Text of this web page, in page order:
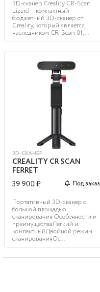
3D-сканер Creality CR-Scan
Lizard — компактный
бюджетный 3D-сканер от
Creality, который является
наследником CR-Scan 01, ...
3D-СКАНЕР
CREALITY CR SCAN
FERRET
39 900 ₽
Под заказ
Портативный 3D-сканер с
большой площадью
сканирования Особенности и
преимуществаЛегкий и
компактныйДвойной режим
сканированияОс...